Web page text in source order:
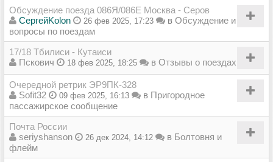
Обсуждение поезда 086Я/086Е Москва - Серов
СергейKolon
26 фев 2025, 17:23 в Обсуждение и
вопросы по поездам
17/18 Тбилиси - Кутаиси
Пскович
18 фев 2025, 18:25 в Отзывы о поездах
Очередной ретрик ЭР9ПК-328
Sofit32
09 фев 2025, 16:13 в Пригородное
пассажирское сообщение
Почта России
seriyshanson
26 дек 2024, 14:12 в Болтовня и
флейм